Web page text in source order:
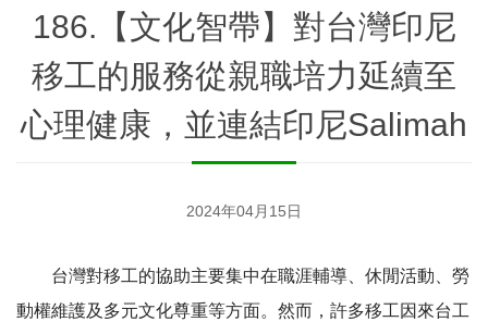
186.【文化智帶】對台灣印尼
移工的服務從親職培力延續至
心理健康，並連結印尼Salimah
2024年04月15日
台灣對移工的協助主要集中在職涯輔導、休閒活動、勞
動權維護及多元文化尊重等方面。然而，許多移工因來台工